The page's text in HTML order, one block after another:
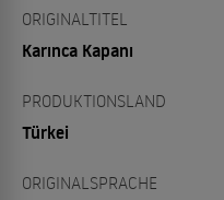
ORIGINALTITEL
Karınca Kapanı
PRODUKTIONSLAND
Türkei
ORIGINALSPRACHE